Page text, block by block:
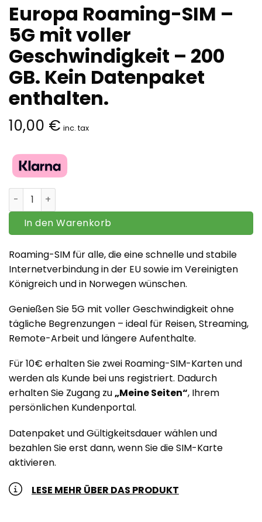
Europa Roaming-SIM –
5G mit voller
Geschwindigkeit – 200
GB. Kein Datenpaket
enthalten.
10,00 € inc. tax
Europa Roaming-SIM – 5G mit voller Geschwindigkeit
In den Warenkorb
Roaming-SIM für alle, die eine schnelle und stabile
Internetverbindung in der EU sowie im Vereinigten
Königreich und in Norwegen wünschen.
Genießen Sie 5G mit voller Geschwindigkeit ohne
tägliche Begrenzungen – ideal für Reisen, Streaming,
Remote-Arbeit und längere Aufenthalte.
Für 10€ erhalten Sie zwei Roaming-SIM-Karten und
werden als Kunde bei uns registriert. Dadurch
erhalten Sie Zugang zu„Meine Seiten“, Ihrem
persönlichen Kundenportal.
Datenpaket und Gültigkeitsdauer wählen und
bezahlen Sie erst dann, wenn Sie die SIM-Karte
aktivieren.
LESE MEHR ÜBER DAS PRODUKT